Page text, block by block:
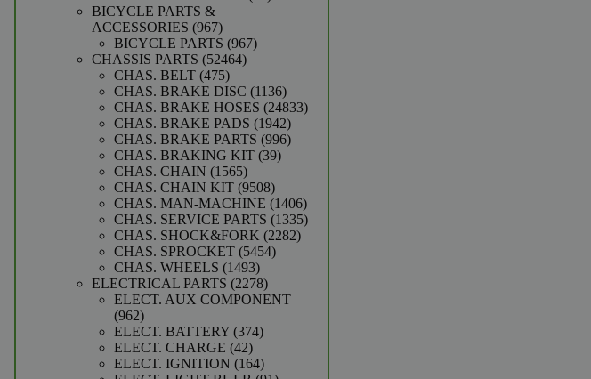
BICYCLE PARTS &
ACCESSORIES 967967
producten
BICYCLE PARTS 967967
CHASSIS PARTS 5246452464
CHAS. BELT 475475
producten
CHAS. BRAKE DISC 11361136
producten
CHAS. BRAKE HOSES 2483324833
CHAS. BRAKE PADS 19421942
producten
CHAS. BRAKE PARTS 996996
CHAS. BRAKING KIT 3939
CHAS. CHAIN 15651565
producten
CHAS. CHAIN KIT 95089508
producten
CHAS. MAN-MACHINE 14061406
producten
CHAS. SERVICE PARTS 13351335
CHAS. SHOCK&FORK 22822282
CHAS. SPROCKET 54545454
CHAS. WHEELS 14931493
producten
ELECTRICAL PARTS 22782278
producten
ELECT. AUX COMPONENT
962962
producten
ELECT. BATTERY 374374
ELECT. CHARGE 4242
producten
ELECT. IGNITION 164164